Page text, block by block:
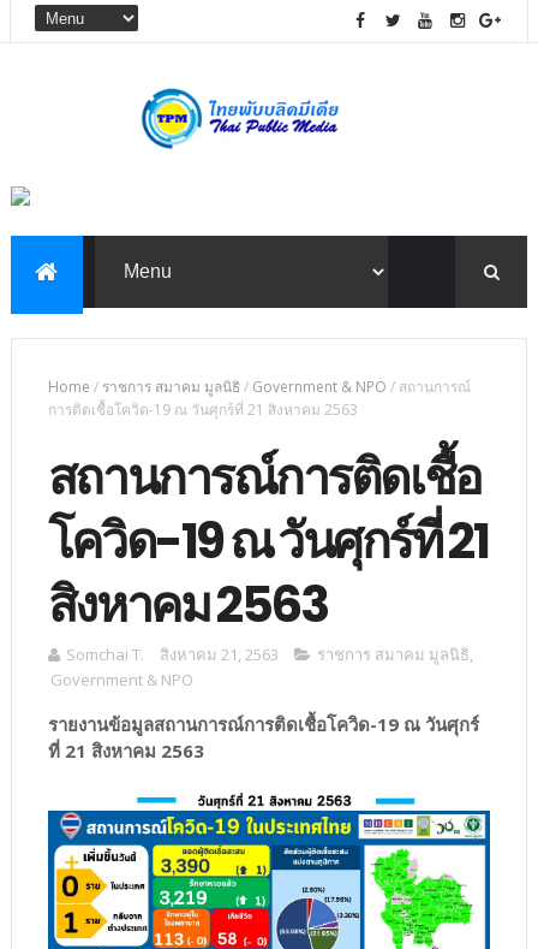
Home / ราชการ สมาคม มูลนิธิ / Government & NPO / สถานการณ์
การติดเชื้อโควิด-19 ณ วันศุกร์ที่ 21 สิงหาคม 2563
สถานการณ์การติดเชื้อ
โควิด-19 ณ วันศุกร์ที่ 21
สิงหาคม 2563
Somchai T. สิงหาคม 21, 2563 ราชการ สมาคม มูลนิธิ,
Government & NPO
รายงานข้อมูลสถานการณ์การติดเชื้อโควิด-19 ณ วันศุกร์
ที่ 21 สิงหาคม 2563